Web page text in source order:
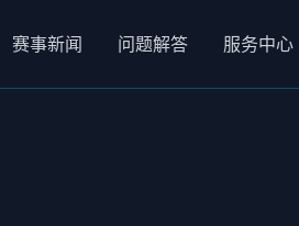
赛事新闻 问题解答 服务中心